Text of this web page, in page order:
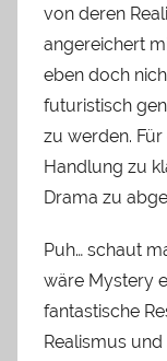
von deren
angereichert
eben doch
futuristisch
zu werden.
Handlung zu
Drama zu
Puh… schaut
wäre Mystery
fantastische
Realismus